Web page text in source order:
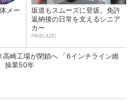
メー
坂道もスムーズに登坂。免許
返納後の日常を支えるシニア
カー
PR(BLAZE)
高崎工場が閉鎖へ 「6インチライン維
操業50年